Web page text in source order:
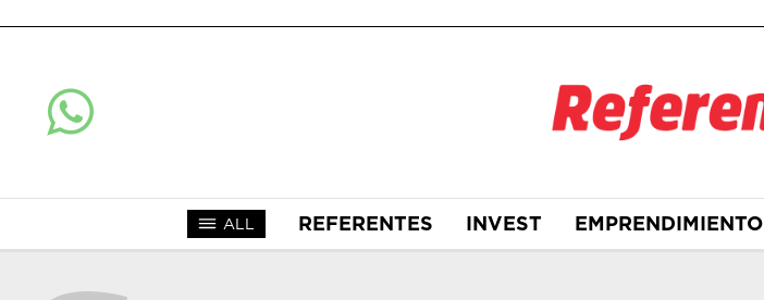
ALL REFERENTES INVEST EMPRENDIMIENTO